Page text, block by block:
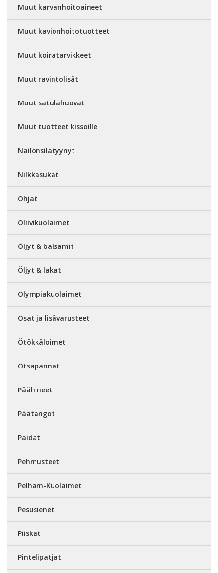
Muut karvanhoitoaineet
Muut kavionhoitotuotteet
Muut koiratarvikkeet
Muut ravintolisät
Muut satulahuovat
Muut tuotteet kissoille
Nailonsilatyynyt
Nilkkasukat
Ohjat
Oliivikuolaimet
Öljyt & balsamit
Öljyt & lakat
Olympiakuolaimet
Osat ja lisävarusteet
Ötökkäloimet
Otsapannat
Päähineet
Päätangot
Paidat
Pehmusteet
Pelham-Kuolaimet
Pesusienet
Piiskat
Pintelipatjat